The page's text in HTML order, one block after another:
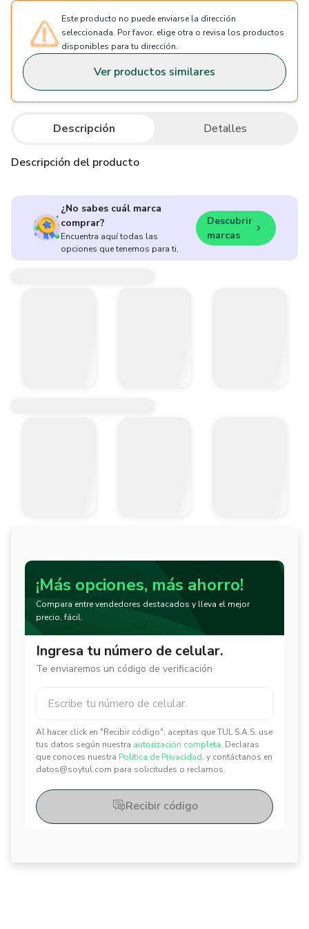
Este producto no puede enviarse la dirección
seleccionada. Por favor, elige otra o revisa los productos
disponibles para tu dirección.
Ver productos similares
Descripción Detalles
Descripción del producto
¿No sabes cuál marca
comprar?
Encuentra aquí todas las
opciones que tenemos para ti.
Descubrir
marcas
¡Más opciones, más ahorro!
Compara entre vendedores destacados y lleva el mejor
precio, fácil.
Ingresa tu número de celular.
Te enviaremos un código de verificación
Al hacer click en "Recibir código", aceptas que TUL S.A.S. use
tus datos según nuestra autorización completa. Declaras
que conoces nuestra Política de Privacidad. y contáctanos en
datos@soytul.com para solicitudes o reclamos.
✕
✕
Recibir código